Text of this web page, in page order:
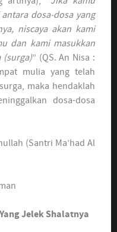
dosa-dosa yang
niscaya akan kami
dan kami masukkan
(surga)” (QS. An Nisa :
mulia yang telah
maka hendaklah
dosa-dosa
(Santri Ma’had Al
Jelek Shalatnya